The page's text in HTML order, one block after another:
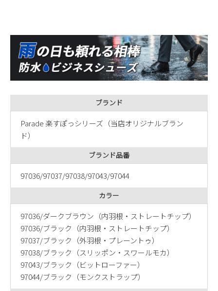
27
28 29 30
新規会員登録
会社概要
プライバシーポリシー
特定商取引法に基づく表示
お問い合わせ
ブランド
Parade 楽すぽっシリーズ（当店オリジナルブラン
ド）
ブランド品番
97036/97037/97038/97043/97044
カラー
97036/ダークブラウン（内羽根・ストレートチップ）
97036/ブラック（内羽根・ストレートチップ）
97037/ブラック（外羽根・プレーントゥ）
97038/ブラック（スリッポン・スワールモカ）
97043/ブラック（ビットローファー）
97044/ブラック（モンクストラップ）